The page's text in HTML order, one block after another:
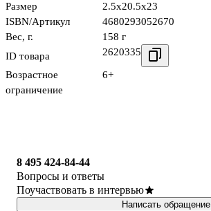
Размер
2.5x20.5x23
ISBN/Артикул
4680293052670
Вес, г.
158 г
ID товара
2620335
Возрастное
ограничение
6+
8 495 424-84-44
Вопросы и ответы
Поучаствовать в интервью
Написать обращение